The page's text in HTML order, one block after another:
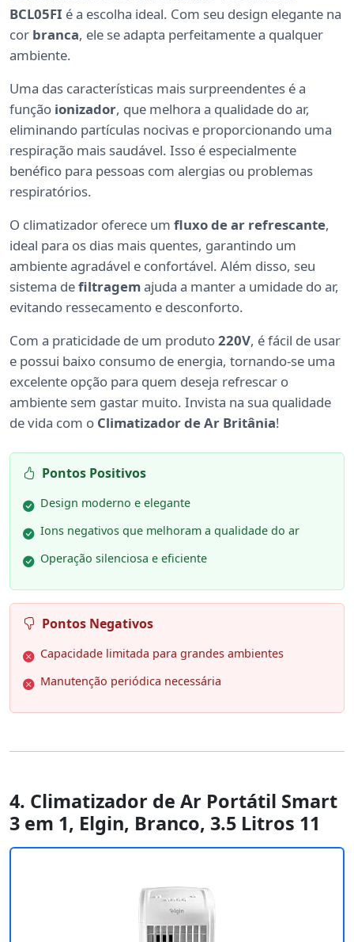
BCL05FI é a escolha ideal. Com seu design elegante na
cor branca, ele se adapta perfeitamente a qualquer
ambiente.
Uma das características mais surpreendentes é a
função ionizador, que melhora a qualidade do ar,
eliminando partículas nocivas e proporcionando uma
respiração mais saudável. Isso é especialmente
benéfico para pessoas com alergias ou problemas
respiratórios.
O climatizador oferece um fluxo de ar refrescante,
ideal para os dias mais quentes, garantindo um
ambiente agradável e confortável. Além disso, seu
sistema defiltragemajuda a manter a umidade do ar,
evitando ressecamento e desconforto.
Com a praticidade de um produto220V, é fácil de usar
e possui baixo consumo de energia, tornando-se uma
excelente opção para quem deseja refrescar o
ambiente sem gastar muito. Invista na sua qualidade
de vida com o Climatizador de Ar Britânia!
Pontos Positivos
Design moderno e elegante
Ions negativos que melhoram a qualidade do ar
Operação silenciosa e eficiente
Pontos Negativos
Capacidade limitada para grandes ambientes
Manutenção periódica necessária
4. Climatizador de Ar Portátil Smart
3 em 1, Elgin, Branco, 3.5 Litros 11